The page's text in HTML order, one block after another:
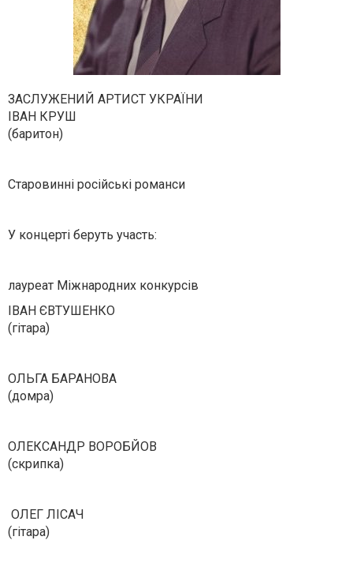
ЗАСЛУЖЕНИЙ АРТИСТ УКРАЇНИ
ІВАН КРУШ
(баритон)
Старовинні російські романси
У концерті беруть участь:
лауреат Міжнародних конкурсів
ІВАН ЄВТУШЕНКО
(гітара)
ОЛЬГА БАРАНОВА
(домра)
ОЛЕКСАНДР ВОРОБЙОВ
(скрипка)
ОЛЕГ ЛІСАЧ
(гітара)